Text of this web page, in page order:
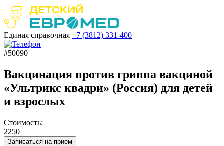
Единая справочная +7 (3812) 331-400
#50090
Вакцинация против гриппа вакциной
«Ультрикс квадри» (Россия) для детей
и взрослых
Стоимость:
2250
Записаться на прием